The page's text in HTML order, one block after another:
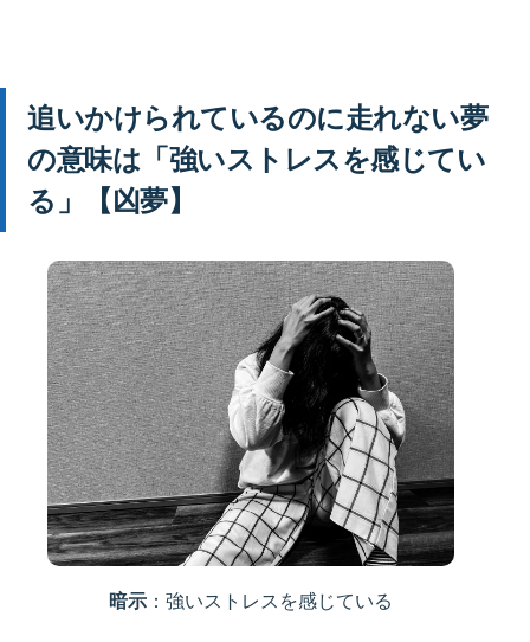
追いかけられているのに走れない夢
の意味は「強いストレスを感じてい
る」【凶夢】
暗示 ：強いストレスを感じている